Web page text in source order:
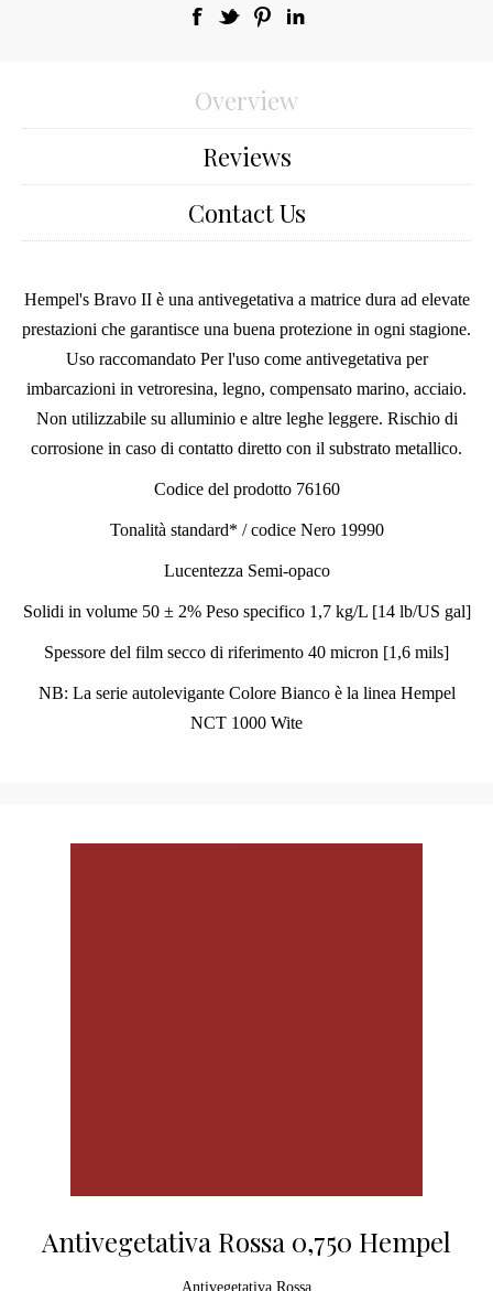
Overview
Reviews
Contact Us
Hempel's Bravo II è una antivegetativa a matrice dura ad elevate
prestazioni che garantisce una buena protezione in ogni stagione.
Uso raccomandato Per l'uso come antivegetativa per
imbarcazioni in vetroresina, legno, compensato marino, acciaio.
Non utilizzabile su alluminio e altre leghe leggere. Rischio di
corrosione in caso di contatto diretto con il substrato metallico.
Codice del prodotto 76160
Tonalità standard* / codice Nero 19990
Lucentezza Semi-opaco
Solidi in volume 50 ± 2% Peso specifico 1,7 kg/L [14 lb/US gal]
Spessore del film secco di riferimento 40 micron [1,6 mils]
NB: La serie autolevigante Colore Bianco è la linea Hempel
NCT 1000 Wite
Antivegetativa Rossa 0,750 Hempel
Antivegetativa Rossa